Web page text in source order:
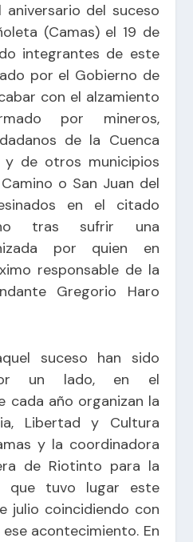
del suceso
(Camas) el 19 de
integrantes de este
por el Gobierno de
con el alzamiento
por mineros,
de la Cuenca
de otros municipios
o San Juan del
en el citado
tras sufrir una
por quien en
responsable de la
Gregorio Haro
suceso han sido
por un lado, en el
cada año organizan la
Libertad y Cultura
y la coordinadora
de Riotinto para la
que tuvo lugar este
julio coincidiendo con
acontecimiento. En